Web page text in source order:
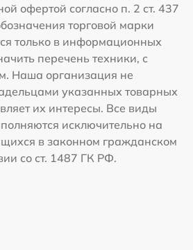
офертой согласно п. 2 ст. 437
торговой марки
только в информационных
перечень техники, с
Наша организация не
указанных товарных
их интересы. Все виды
исключительно на
в законном гражданском
со ст. 1487 ГК РФ.